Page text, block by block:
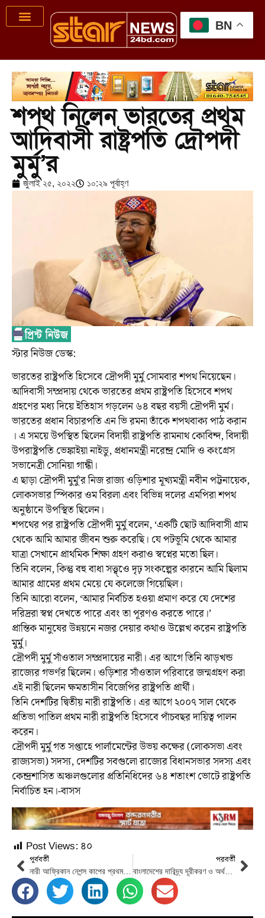
শপথ নিলেন ভারতের প্রথম
আদিবাসী রাষ্ট্রপতি দ্রৌপদী
মুর্মু’র
জুলাই ২৫, ২০২২ ১০:২৯ পূর্বাহ্ণ
স্টার নিউজ ডেস্ক:
ভারতের রাষ্ট্রপতি হিসেবে দ্রৌপদী মুর্মু সোমবার শপথ নিয়েছেন।
আদিবাসী সম্প্রদায় থেকে ভারতের প্রথম রাষ্ট্রপতি হিসেবে শপথ
গ্রহণের মধ্য দিয়ে ইতিহাস গড়লেন ৬৪ বছর বয়সী দ্রৌপদী মুর্ম।
ভারতের প্রধান বিচারপতি এন ভি রমনা তাঁকে শপথবাক্য পাঠ করান
। এ সময়ে উপস্থিত ছিলেন বিদায়ী রাষ্ট্রপতি রামনাথ কোবিন্দ, বিদায়ী
উপরাষ্ট্রপতি ভেঙ্কাইয়া নাইডু, প্রধানমন্ত্রী নরেন্দ্র মোদি ও কংগ্রেস
সভানেত্রী সোনিয়া গান্ধী।
এ ছাড়া দ্রৌপদী মুর্মু’র নিজ রাজ্য ওড়িশার মূখ্যমন্ত্রী নবীন পট্টনায়েক,
লোকসভার স্পিকার ওম বিরলা এবং বিভিন্ন দলের এমপিরা শপথ
অনুষ্ঠানে উপস্থিত ছিলেন।
শপথের পর রাষ্ট্রপতি দ্রৌপদী মুর্মু বলেন, ‘একটি ছোট আদিবাসী গ্রাম
থেকে আমি আমার জীবন শুরু করেছি। যে পটভূমি থেকে আমার
যাত্রা সেখানে প্রাথমিক শিক্ষা গ্রহণ করাও স্বপ্নের মতো ছিল।
তিনি বলেন, কিন্তু বহু বাধা সত্ত্ব্ওে দৃঢ় সংকল্পের কারনে আমি ছিলাম
আমার গ্রামের প্রথম মেয়ে যে কলেজে গিয়েছিল।
তিনি আরো বলেন, ‘আমার নির্বচিত হওয়া প্রমাণ করে যে দেশের
দরিদ্ররা স্বপ্ন দেখতে পারে এবং তা পূরণও করতে পারে।’
প্রান্তিক মানুষের উন্নয়নে নজর দেয়ার কথাও উল্লেখ করেন রাষ্ট্রপতি
মুর্মু।
দ্রৌপদী মুর্মু সাঁওতাল সম্প্রদায়ের নারী। এর আগে তিনি ঝাড়খন্ড
রাজ্যের গভর্ণর ছিলেন। ওড়িশার সাঁওতাল পরিবারে জন্মগ্রহণ করা
এই নারী ছিলেন ক্ষমতাসীন বিজেপির রাষ্ট্রপতি প্রার্থী।
তিনি দেশটির দ্বিতীয় নারী রাষ্ট্রপতি। এর আগে ২০০৭ সাল থেকে
প্রতিভা পাতিল প্রথম নারী রাষ্ট্রপতি হিসেবে পাঁচবছর দায়িত্ব পালন
করেন।
দ্রৌপদী মুর্মু গত সপ্তাহে পার্লামেন্টের উভয় কক্ষের (লোকসভা এবং
রাজ্যসভা) সদস্য, দেশটির সবগুলো রাজ্যের বিধানসভার সদস্য এবং
কেন্দ্রশাসিত অঞ্চলগুলোর প্রতিনিধিদের ৬৪ শতাংশ ভোটে রাষ্ট্রপতি
নির্বাচিত হন।-বাসস
Post Views: ৪০
পূর্ববর্তী
নারী আফ্রিকান নেশন্স কাপের প্রথম শিরোপা জিতলো দক্ষিন আফ্রিকা
পরবর্তী
বাংলাদেশের দারিদ্র্য দূরীকরণ ও অর্থনীতিতে অভাবনীয় সাফল্য অর্জন :বিশ্ব খ্যাত সাময়িকী নিউজউইক
BN